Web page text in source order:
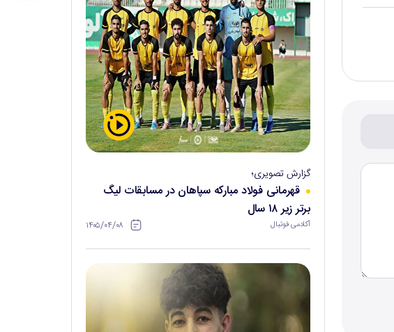
گزارش تصویری؛
قهرمانی فولاد مبارکه سپاهان در مسابقات لیگ
برتر زیر ۱۸ سال
آکادمی فوتبال ۱۴۰۵/۰۴/۰۸